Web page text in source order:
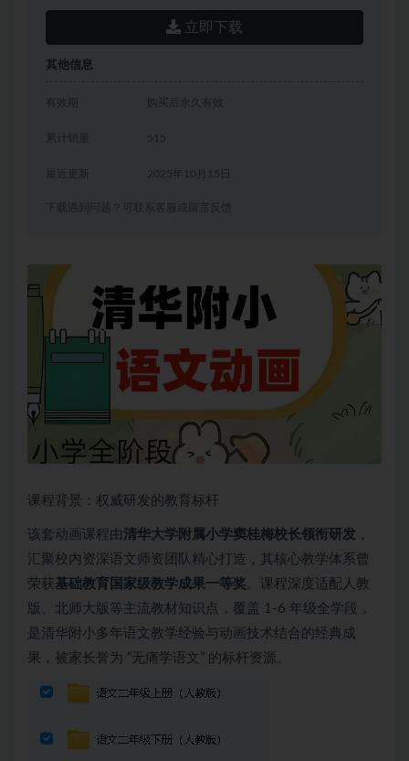
立即下载
其他信息
有效期 购买后永久有效
累计销量 515
2025年10月15日
下载遇到问题？可联系客服或留言反馈
课程背景：权威研发的教育标杆​
该套动画课程由 清华大学附属小学窦桂梅校长领衔研发 ，
汇聚校内资深语文师资团队精心打造，其核心教学体系曾
荣获 基础教育国家级教学成果一等奖 。课程深度适配人教
版、北师大版等主流教材知识点，覆盖 1-6 年级全学段，
是清华附小多年语文教学经验与动画技术结合的经典成
果，被家长誉为 “无痛学语文” 的标杆资源。